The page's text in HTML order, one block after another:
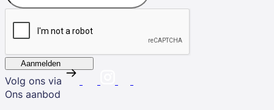
Aanmelden
Volg ons via
Ons aanbod